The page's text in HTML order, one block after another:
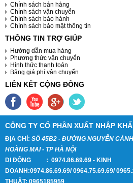
Chính sách bán hàng
Chính sách vận chuyển
Chính sách bảo hành
Chính sách bảo mật thông tin
THÔNG TIN TRỢ GIÚP
Hướng dẫn mua hàng
Phương thức vận chuyển
Hình thức thanh toán
Bảng giá phí vận chuyển
LIÊN KẾT CỘNG ĐỒNG
CÔNG TY CỔ PHẦN XUẤT NHẬP
ĐỊA CHỈ: SỐ 45B2 - ĐƯỜNG NGUYỄN
HOÀNG MAI - TP HÀ NỘI
DI ĐỘNG
: 0974.86.69.69 - KINH
DOANH:0974.86.69.69/0964.75.69.69/
THUẬT: 0965185959